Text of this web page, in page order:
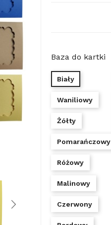
Baza do kartki
Biały
Waniliowy
Żółty
Pomarańczowy
Różowy
Malinowy
Czerwony